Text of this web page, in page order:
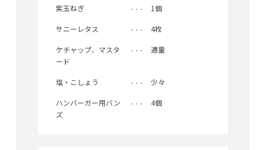
紫玉ねぎ 1個
サニーレタス 4枚
ケチャップ、マスタ
ード
適量
塩・こしょう 少々
ハンバーガー用バン
ズ
4個